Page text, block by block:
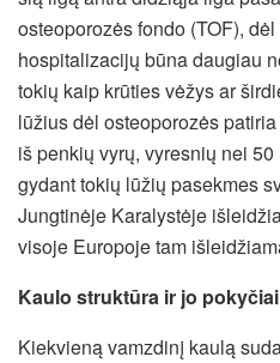
osteoporozės fondo (TOF),
hospitalizacijų būna daugiau
tokių kaip krūties vėžys ar
lūžius dėl osteoporozės
iš penkių vyrų, vyresnių nei
gydant tokių lūžių pasekmes
Jungtinėje Karalystėje
visoje Europoje tam
Kaulo struktūra ir jo
Kiekvieną vamzdinį kaulą